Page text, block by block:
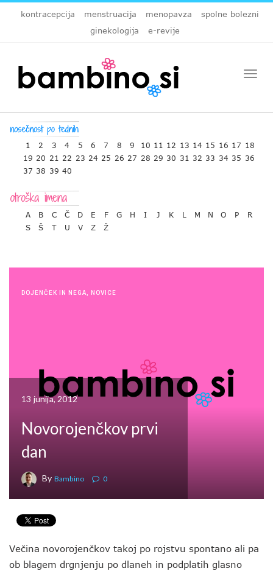
kontracepcija menstruacija menopavza
spolne bolezni
ginekologija
e-revije
1 2 3 4 5 6 7 8 9 10 11 12 13 14 15 16 17 18
19 20 21 22 23 24 25 26 27 28 29 30 31 32 33 34 35 36
37 38 39 40
A B C Č D E F G H I J K L M N O P
R
S
Š T U V Z Ž
DOJENČEK IN NEGA NOVICE
13 junija, 2012
Novorojenčkov prvi
dan
By Bambino 0
Večina novorojenčkov takoj po rojstvu spontano ali pa
ob blagem drgnjenju po dlaneh in podplatih glasno